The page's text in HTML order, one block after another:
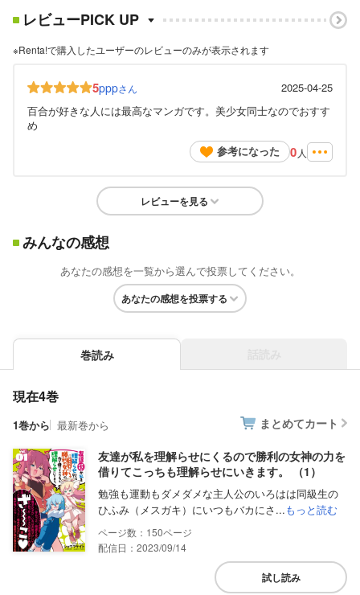
レビューPICK UP
※Renta!で購入したユーザーのレビューのみが表示されます
5pppさん
2025-04-25
百合が好きな人には最高なマンガです。美少女同士なのでおすす
め
参考になった
0 人
レビューを見る
みんなの感想
あなたの感想を一覧から選んで投票してください。
あなたの感想を投票する
巻読み
現在4巻
1巻から 最新巻から まとめてカート
友達が私を理解らせにくるので勝利の女神の力を
借りてこっちも理解らせにいきます。 （1）
勉強も運動もダメダメな主人公のいろはは同級生の
ひふみ（メスガキ）にいつもバカにさ...もっと読む
150
配信日：2023/09/14
試し読み